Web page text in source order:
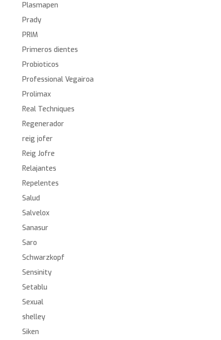
Plasmapen
Prady
PRIM
Primeros dientes
Probioticos
Professional Vegairoa
Prolimax
Real Techniques
Regenerador
reig jofer
Reig Jofre
Relajantes
Repelentes
Salud
Salvelox
Sanasur
Saro
Schwarzkopf
Sensinity
Setablu
Sexual
shelley
Siken